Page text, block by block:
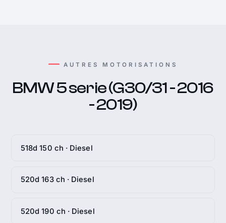
AUTRES MOTORISATIONS
BMW 5 serie (G30/31 - 2016
- 2019)
518d 150 ch · Diesel
520d 163 ch · Diesel
520d 190 ch · Diesel